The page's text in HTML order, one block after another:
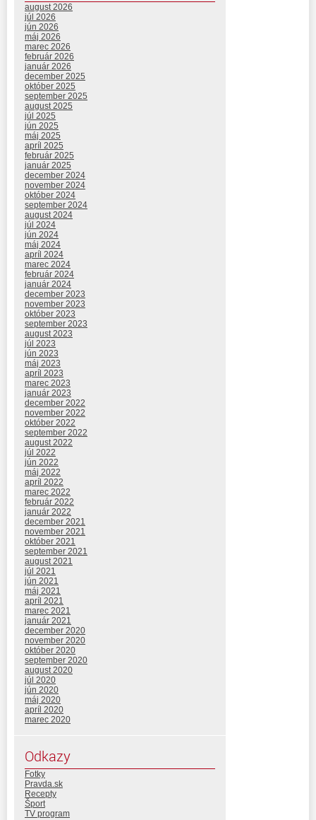
august 2026
júl 2026
jún 2026
máj 2026
marec 2026
február 2026
január 2026
december 2025
október 2025
september 2025
august 2025
júl 2025
jún 2025
máj 2025
apríl 2025
február 2025
január 2025
december 2024
november 2024
október 2024
september 2024
august 2024
júl 2024
jún 2024
máj 2024
apríl 2024
marec 2024
február 2024
január 2024
december 2023
november 2023
október 2023
september 2023
august 2023
júl 2023
jún 2023
máj 2023
apríl 2023
marec 2023
január 2023
december 2022
november 2022
október 2022
september 2022
august 2022
júl 2022
jún 2022
máj 2022
apríl 2022
marec 2022
február 2022
január 2022
december 2021
november 2021
október 2021
september 2021
august 2021
júl 2021
jún 2021
máj 2021
apríl 2021
marec 2021
január 2021
december 2020
november 2020
október 2020
september 2020
august 2020
júl 2020
jún 2020
máj 2020
apríl 2020
marec 2020
Odkazy
Fotky
Pravda.sk
Recepty
Šport
TV program